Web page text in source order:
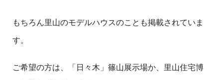
もちろん里山のモデルハウスのことも掲載されていま
す。
ご希望の方は、「日々木」篠山展示場か、里山住宅博